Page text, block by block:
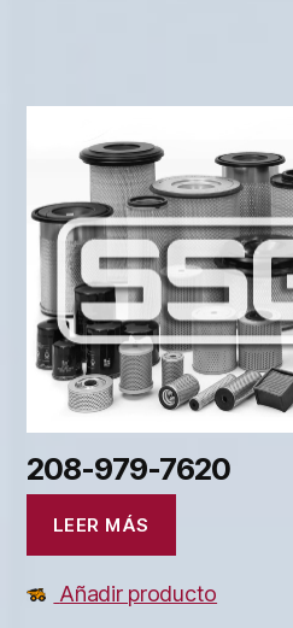
208-979-7620
LEER MÁS
Añadir producto